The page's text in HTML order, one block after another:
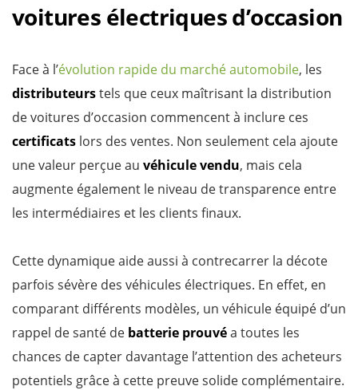
voitures électriques d’occasion
Face à l’évolution rapide du marché automobile, les
distributeurstels que ceux maîtrisant la distribution
de voitures d’occasion commencent à inclure ces
certificats lors des ventes. Non seulement cela ajoute
une valeur perçue au véhicule vendu, mais cela
augmente également le niveau de transparence entre
les intermédiaires et les clients finaux.
Cette dynamique aide aussi à contrecarrer la décote
parfois sévère des véhicules électriques. En effet, en
comparant différents modèles, un véhicule équipé d’un
rappel de santé de batterie prouvéa toutes les
chances de capter davantage l’attention des acheteurs
potentiels grâce à cette preuve solide complémentaire.